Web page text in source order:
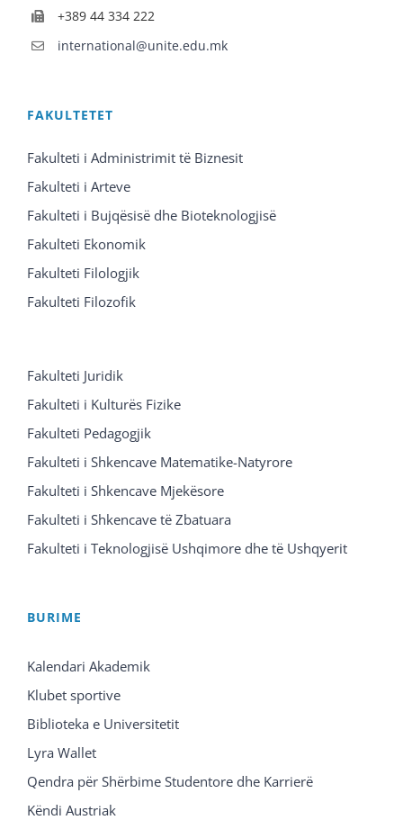
+389 44 334 222
international@unite.edu.mk
FAKULTETET
Fakulteti i Administrimit të Biznesit
Fakulteti i Arteve
Fakulteti i Bujqësisë dhe Bioteknologjisë
Fakulteti Ekonomik
Fakulteti Filologjik
Fakulteti Filozofik
Fakulteti Juridik
Fakulteti i Kulturës Fizike
Fakulteti Pedagogjik
Fakulteti i Shkencave Matematike-Natyrore
Fakulteti i Shkencave Mjekësore
Fakulteti i Shkencave të Zbatuara
Fakulteti i Teknologjisë Ushqimore dhe të Ushqyerit
BURIME
Kalendari Akademik
Klubet sportive
Biblioteka e Universitetit
Lyra Wallet
Qendra për Shërbime Studentore dhe Karrierë
Këndi Austriak